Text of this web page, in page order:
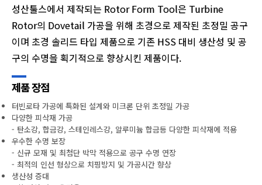
성산툴스에서 제작되는 Rotor Form Tool은 Turbine
Rotor의 Dovetail 가공을 위해 초경으로 제작된 초정밀 공구
이며 초경 솔리드 타입 제품으로 기존 HSS 대비 생산성 및 공
구의 수명을 획기적으로 향상시킨 제품이다.
제품 장점
터빈로타 가공에 특화된 설계와 미크론 단위 초정밀 가공
다양한 피삭재 가공
- 탄소강, 합금강, 스테인레스강, 알루미늄 합금등 다양한 피삭재에 적용
우수한 수명 보장
- 신규 모재 및 최첨단 박막 적용으로 공구 수명 연장
- 최적의 인선 형상으로 치핑방지 및 가공시간 향상
생산성 증대